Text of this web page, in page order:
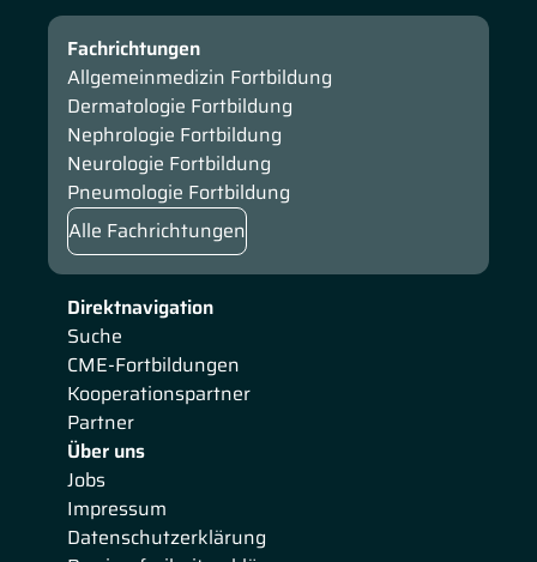
Direktnavigation
Suche
CME-Fortbildungen
Kooperationspartner
Partner
Über uns
Jobs
Impressum
Datenschutzerklärung
Fachrichtungen
Allgemeinmedizin Fortbildung
Dermatologie Fortbildung
Nephrologie Fortbildung
Neurologie Fortbildung
Pneumologie Fortbildung
Alle Fachrichtungen